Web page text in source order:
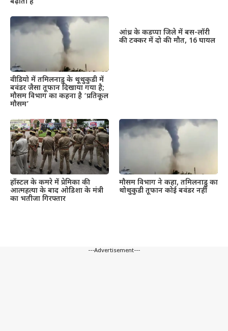
वीडियो में तमिलनाडु के थूथुकुडी में
बवंडर जैसा तूफान दिखाया गया है;
मौसम विभाग का कहना है ‘प्रतिकूल
मौसम’
आंध्र के कडप्पा जिले में बस-लॉरी
की टक्कर में दो की मौत, 16 घायल
हॉस्टल के कमरे में प्रेमिका की
आत्महत्या के बाद ओडिशा के मंत्री
का भतीजा गिरफ्तार
मौसम विभाग ने कहा, तमिलनाडु का
थोथुकुडी तूफान कोई बवंडर नहीं
---Advertisement---